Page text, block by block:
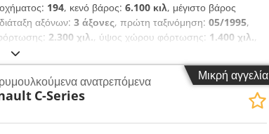
194, κενό βάρος: 6.100 κιλ, μέγιστο βάρος
αξόνων: 3 άξονες, πρώτη ταξινόμηση: 05/1995,
2.300 χιλ., ύψος χώρου φόρτωσης: 1.400 χιλ.,
ελαστικού:
1.310 mm Συρόμενη μουσαμάς Chedpfoiuluasx Ap Eea
οπίσθιας πρόσκρουσης Με επιφύλαξη για λάθηΜικρή αγγελία
ανατρεπόμενα
C-Series